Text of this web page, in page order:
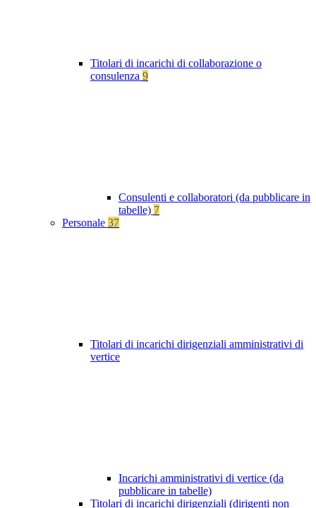
Titolari di incarichi di collaborazione o
consulenza 9
Consulenti e collaboratori (da pubblicare in
tabelle) 7
Personale 37
Titolari di incarichi dirigenziali amministrativi di
vertice
Incarichi amministrativi di vertice (da
pubblicare in tabelle)
Titolari di incarichi dirigenziali (dirigenti non